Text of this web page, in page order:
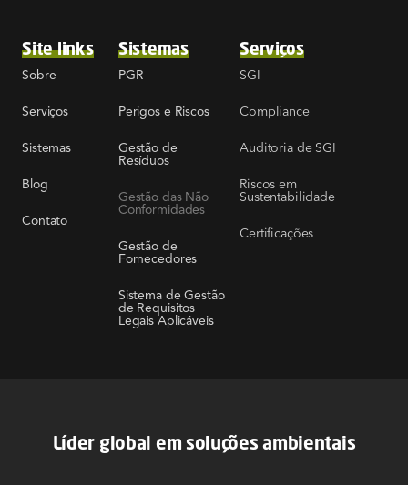
Site links
Sobre
Serviços
Sistemas
Blog
Contato
Sistemas
PGR
Perigos e Riscos
Gestão de
Resíduos
Gestão das Não
Conformidades
Gestão de
Fornecedores
Sistema de Gestão
de Requisitos
Legais Aplicáveis
Serviços
SGI
Compliance
Auditoria de SGI
Riscos em
Sustentabilidade
Certificações
Líder global em soluções ambientais